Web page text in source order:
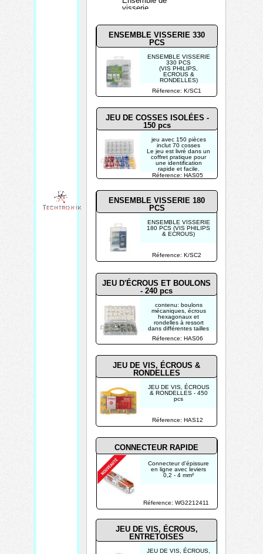
JEU DE VIS, ÉCROUS &
RONDELLES
JEU D'ÉCROUS ET BOULONS
- 240 pcs
visserie
JEU DE VIS, ÉCROUS
& RONDELLES - 450
pcs
contenu: boulons
mécaniques, écrous
hexagonaux et
rondelles à ressort
dans différentes tailles
pratique
Réference: HAS06
Réference: HAS12
ENSEMBLE VISSERIE
330 PCS
(VIS PHILIPS,
ECROUS &
RONDELLES)
JEU DE VIS, ÉCROUS,
jeu avec 150 pièces
inclut 70 cosses
Le jeu est livré dans un
coffret pratique pour
une identification
rapide et facile.
Réference: K/SC1
Réference: HAS05
JEU DE VIS, ÉCROUS,
ENTRETOISES
JEU DE COSSES ISOLÉES -
150 pcs
ENSEMBLE VISSERIE 330
PCS
ENSEMBLE VISSERIE 180
PCS
ENSEMBLE VISSERIE
180 PCS (VIS PHILIPS
& ECROUS)
Réference: K/SC2
Réference: WG2212411
Connecteur d'épissure
en ligne avec leviers
0,2 - 4 mm²
CONNECTEUR RAPIDE